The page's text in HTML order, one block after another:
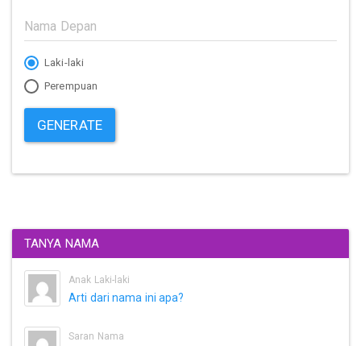
Laki-laki
Perempuan
GENERATE
TANYA NAMA
Anak Laki-laki
Arti dari nama ini apa?
Saran Nama